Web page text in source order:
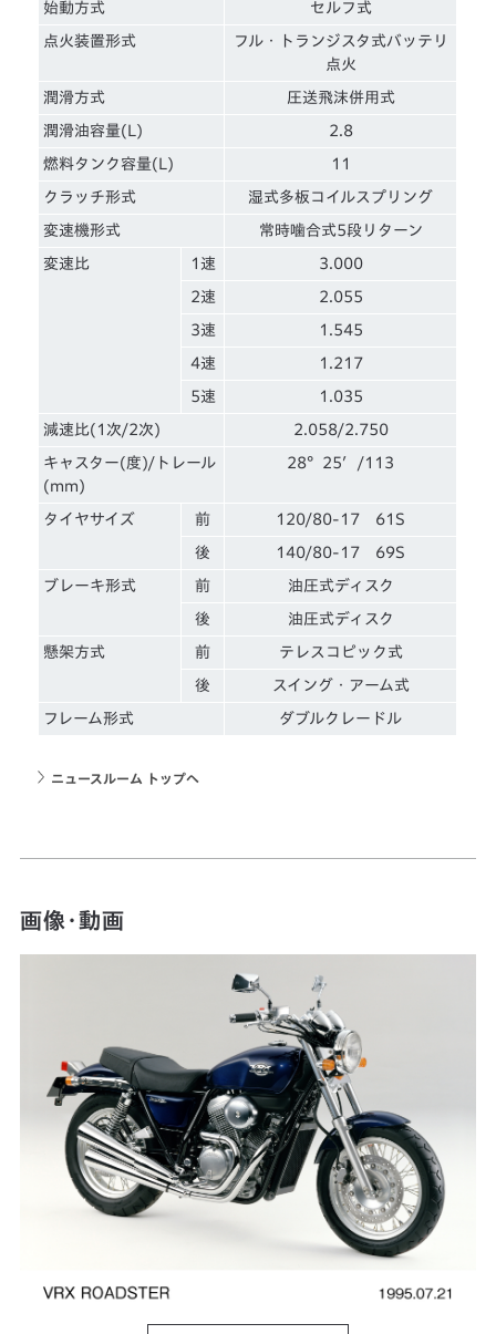
始動方式 セルフ式
点火装置形式
フル・トランジスタ式バッテリ
点火
潤滑方式 圧送飛沫併用式
潤滑油容量(L) 2.8
燃料タンク容量(L) 11
クラッチ形式 湿式多板コイルスプリング
変速機形式 常時噛合式5段リターン
変速比 1速 3.000
2速 2.055
3速 1.545
4速 1.217
5速 1.035
減速比(1次/2次) 2.058/2.750
キャスター(度)/トレール
(mm)
28°25′/113
タイヤサイズ 前 120/80-17 61S
後 140/80-17 69S
ブレーキ形式 前 油圧式ディスク
後 油圧式ディスク
懸架方式 前 テレスコピック式
後 スイング・アーム式
フレーム形式 ダブルクレードル
ニュースルーム トップへ
画像・動画